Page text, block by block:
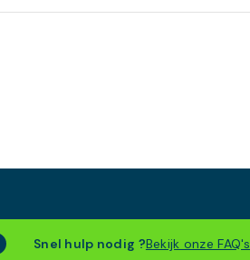
Snel hulp nodig ?Bekijk onze FAQ's